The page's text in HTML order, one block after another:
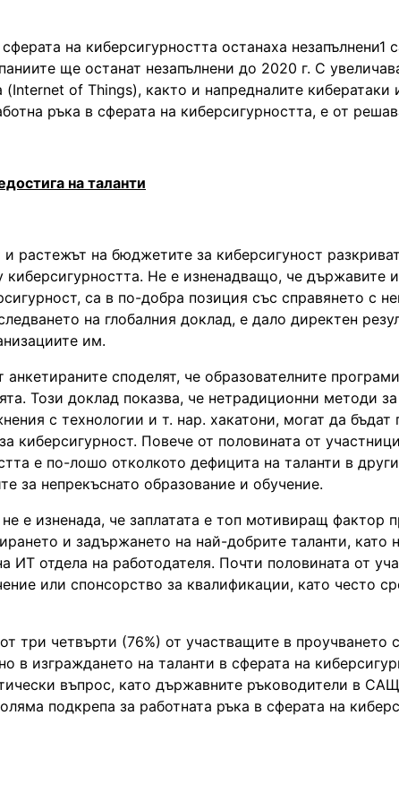
на киберсигурността останаха
ще останат незапълнени до 2020 г. С
of Things), както и напредналите кибератаки
ръка в сферата на киберсигурността, е от
на таланти
и растежът на бюджетите за киберсигуност
киберсигурността. Не е изненадващо, че държавите
са в по-добра позиция със справянето с
на глобалния доклад, е дало директен
им.
споделят, че образователните
Този доклад показва, че нетрадиционни методи
с технологии и т. нар. хакатони, могат да бъдат
киберсигурност. Повече от половината от
е по-лошо отколкото дефицита на таланти в
за непрекъснато образование и обучение.
е изненада, че заплатата е топ мотивиращ фактор
и задържането на най-добрите таланти, като
ИТ отдела на работодателя. Почти половината от
или спонсорство за квалификации, като често
три четвърти (76%) от участващите в проучването
в изграждането на таланти в сферата на
въпрос, като държавните ръководители в
подкрепа за работната ръка в сферата на